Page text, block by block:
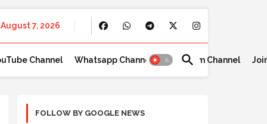
August 7, 2026
Channel Whatsapp Channel Telegram Channel
FOLLOW BY GOOGLE NEWS